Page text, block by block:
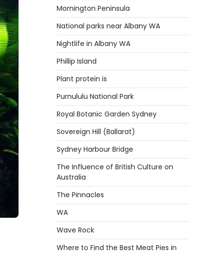
Mornington Peninsula
National parks near Albany WA
Nightlife in Albany WA
Phillip Island
Plant protein is
Purnululu National Park
Royal Botanic Garden Sydney
Sovereign Hill (Ballarat)
Sydney Harbour Bridge
The Influence of British Culture on
Australia
The Pinnacles
WA
Wave Rock
Where to Find the Best Meat Pies in